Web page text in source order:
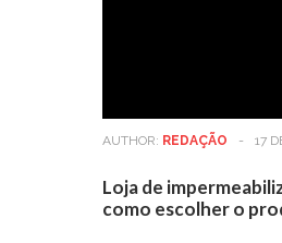
AUTHOR: REDAÇÃO - 17
Loja de
como escolher o